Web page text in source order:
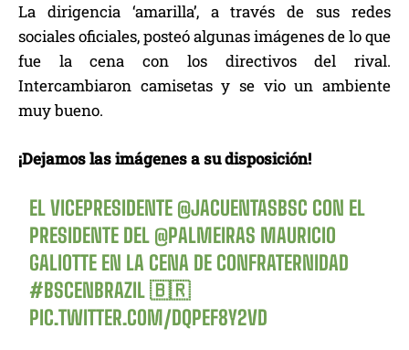
La dirigencia ‘amarilla’, a través de sus redes
sociales oficiales, posteó algunas imágenes de lo que
fue la cena con los directivos del rival.
Intercambiaron camisetas y se vio un ambiente
muy bueno.
¡Dejamos las imágenes a su disposición!
EL VICEPRESIDENTE @JACUENTASBSC CON EL
PRESIDENTE DEL @PALMEIRAS MAURICIO
GALIOTTE EN LA CENA DE CONFRATERNIDAD
#BSCENBRAZIL🇧🇷
PIC.TWITTER.COM/DQPEF8Y2VD